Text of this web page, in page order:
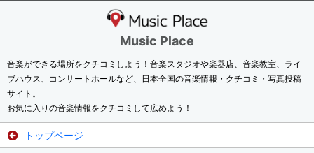
Music Place
音楽ができる場所をクチコミしよう！音楽スタジオや楽器店、音楽教室、ライ
ブハウス、コンサートホールなど、日本全国の音楽情報・クチコミ・写真投稿
サイト。
お気に入りの音楽情報をクチコミして広めよう！
トップページ